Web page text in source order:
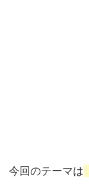
今回のテーマは